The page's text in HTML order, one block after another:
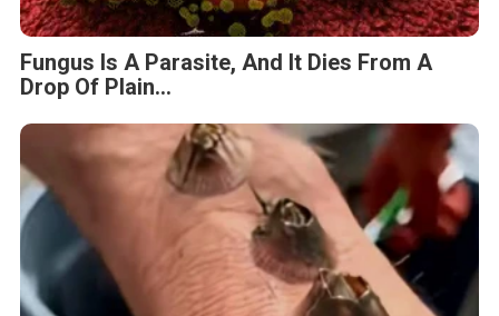
Fungus Is A Parasite, And It Dies From A
Drop Of Plain...